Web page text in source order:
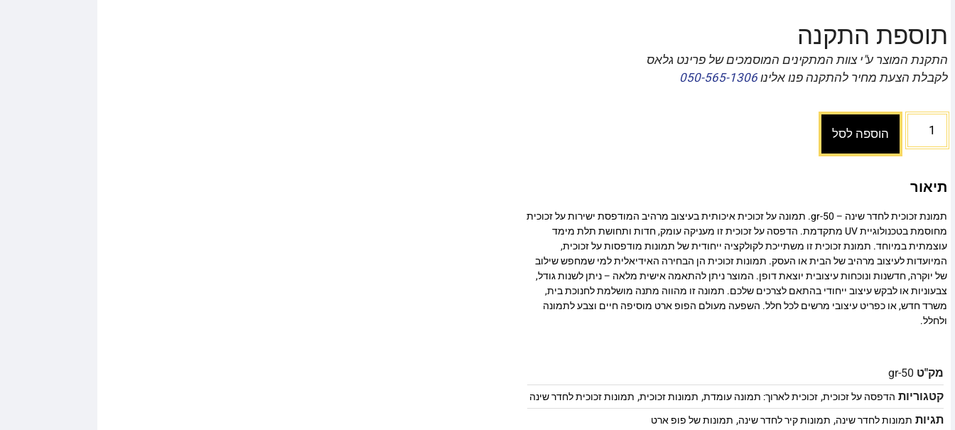
תוספת התקנה
התקנת המוצר ע"י צוות המתקינים המוסמכים של פרינט גלאס
לקבלת הצעת מחיר להתקנה פנו אלינו050-565-1306
הוספה לסל
תיאור
תמונת זכוכית לחדר שינה – gr-50. תמונה על זכוכית איכותית בעיצוב מרהיב המודפסת ישירות על זכוכית
מחוסמת בטכנולוגיית UV מתקדמת. הדפסה על זכוכית זו מעניקה עומק, חדות ותחושת תלת מימד
עוצמתית במיוחד. תמונת זכוכית זו משתייכת לקולקציה ייחודית של תמונות מודפסות על זכוכית,
המיועדות לעיצוב מרהיב של הבית או העסק. תמונות זכוכית הן הבחירה האידיאלית למי שמחפש שילוב
של יוקרה, חדשנות ונוכחות עיצובית יוצאת דופן. המוצר ניתן להתאמה אישית מלאה – ניתן לשנות גודל,
צבעוניות או לבקש עיצוב ייחודי בהתאם לצרכים שלכם. תמונה זו מהווה מתנה מושלמת לחנוכת בית,
משרד חדש, או כפריט עיצובי מרשים לכל חלל. השפעה מעולם הפופ ארט מוסיפה חיים וצבע לתמונה
ולחלל.
מק"ט gr-50
קטגוריות הדפסה על זכוכית,זכוכית לארוך: תמונה עומדת, תמונות זכוכית, תמונות זכוכית לחדר שינה
תגיות תמונות לחדר שינה, תמונות קיר לחדר שינה, תמונות של פופ ארט